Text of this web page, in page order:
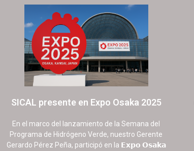
SICAL presente en Expo Osaka 2025
En el marco del lanzamiento de la Semana del
Programa de Hidrógeno Verde, nuestro Gerente
Gerardo Pérez Peña, participó en la 𝗘𝘅𝗽𝗼 𝗢𝘀𝗮𝗸𝗮